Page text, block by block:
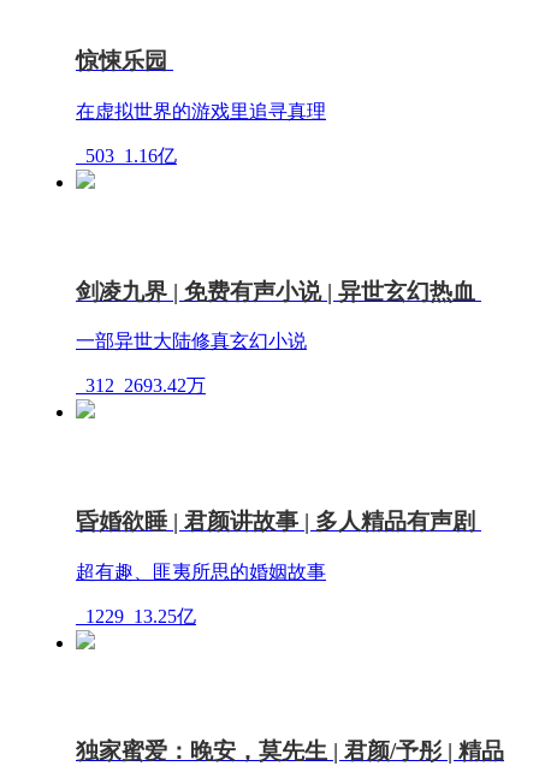
惊悚乐园
在虚拟世界的游戏里追寻真理
503 1.16亿
剑凌九界 | 免费有声小说 | 异世玄幻热血
一部异世大陆修真玄幻小说
312 2693.42万
昏婚欲睡 | 君颜讲故事 | 多人精品有声剧
超有趣、匪夷所思的婚姻故事
1229 13.25亿
独家蜜爱：晚安，莫先生 | 君颜/予彤 | 精品